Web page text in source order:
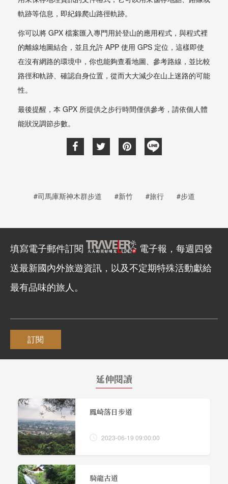
軌跡等信息，即紀錄爬山路徑軌跡。
你可以將 GPX 檔案匯入專門用於登山的應用程式，與程式裡
的離線地圖結合，並且允許 APP 使用 GPS 定位，這樣即使
在沒有網路的環境中，你也能夠查看地圖、參考路線，並比較
路徑和軌跡、確認自身位置，從而大大減少在山上迷路的可能
性。
最後提醒，本 GPX 所提供之步行時間僅供參考，請依個人體
能狀況調節步數。
#司馬庫斯神木群步道 #新竹 #旅行 #步道
填寫電子郵件訂閱
電子報，每週四發
送最新國內外旅遊資訊，以及不定期特殊活動獻給
最有品味的旅人。
訂閱
延伸閱讀
鳳崎落日步道
2023-06-19 09:00:00
騎龍古道